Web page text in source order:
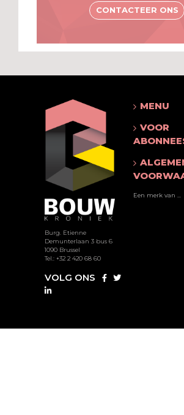
CONTACTEER ONS
Burg. Etienne
Demunterlaan 3 bus 6
1090 Brussel
Tel.: +32 2 420 68 60
VOLG ONS
MENU
VOOR
Een merk van ...